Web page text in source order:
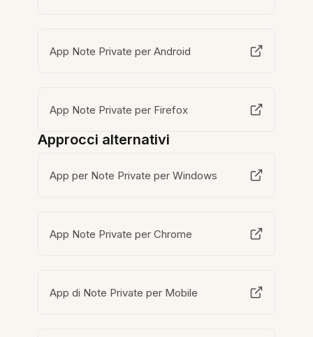
App Note Private per Android
App Note Private per Firefox
Approcci alternativi
App per Note Private per Windows
App Note Private per Chrome
App di Note Private per Mobile